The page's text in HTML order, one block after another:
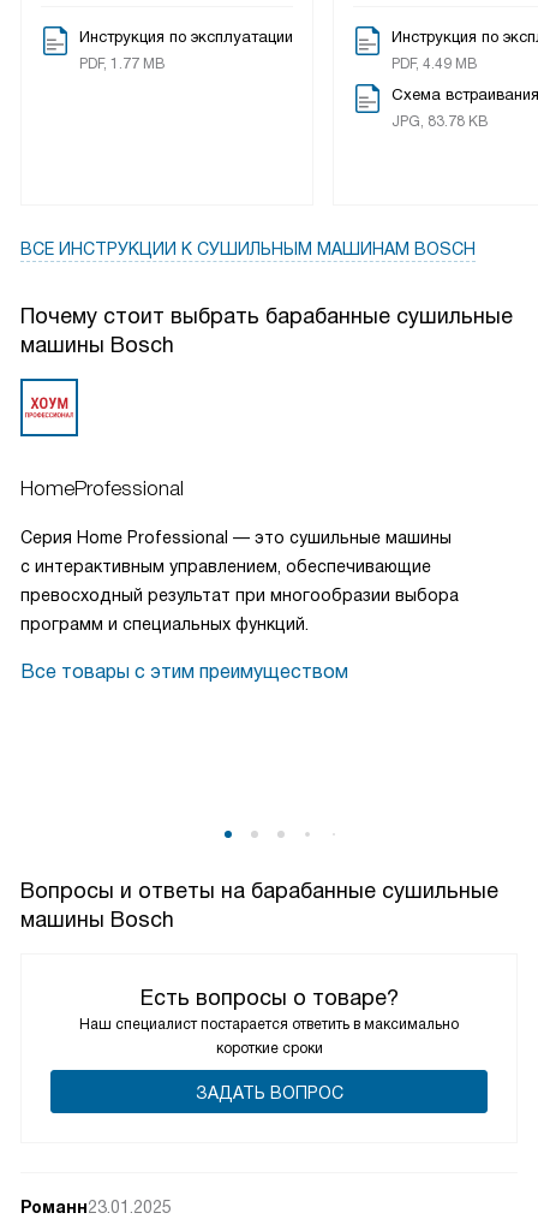
упрощают уход: реже приходится доставать и чистить.
Есть и Wi‑Fi для удалённого контроля — иногда ставлю
отложенный старт по телефону, когда не успеваю дойти
до машины. В целом я рада покупке: вещи пахнут свежо,
Инструкция по эксплуатации
PDF, 1.77 MB
Инструкция по
PDF, 4.49 MB
Схема встраивания
JPG, 83.78 KB
ВСЕ ИНСТРУКЦИИ К СУШИЛЬНЫМ МАШИНАМ BOSCH
Почему стоит выбрать барабанные сушильные
машины Bosch
HomeProfessional
Серия Home Professional — это сушильные машины
с интерактивным управлением, обеспечивающие
превосходный результат при многообразии выбора
программ и специальных функций.
Все товары с этим преимуществом
Вопросы и ответы на барабанные сушильные
машины Bosch
Есть вопросы о товаре?
Наш специалист постарается ответить в максимально
короткие сроки
ЗАДАТЬ ВОПРОС
Романн23.01.2025